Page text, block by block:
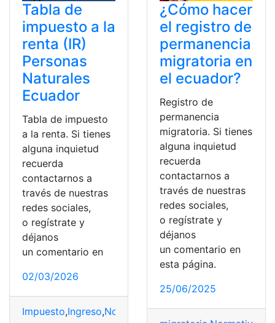
Tabla de
impuesto a la
renta (IR)
Personas
Naturales
Ecuador
Tabla de impuesto
a la renta. Si tienes
alguna inquietud
recuerda
contactarnos a
través de nuestras
redes sociales,
o regístrate y
déjanos
un comentario en
02/03/2026
Impuesto,Ingreso,Normativas,Renta,sociedad
¿Cómo hacer
el registro de
permanencia
migratoria en
el ecuador?
Registro de
permanencia
migratoria. Si tienes
alguna inquietud
recuerda
contactarnos a
través de nuestras
redes sociales,
o regístrate y
déjanos
un comentario en
esta página.
25/06/2025